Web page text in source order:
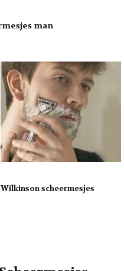
man
Wilkinson scheermesjes